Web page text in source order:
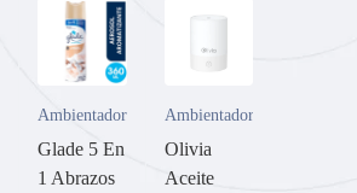
Ambientadores
Glade 5 En
1 Abrazos
Ambientadores
Olivia
Aceite